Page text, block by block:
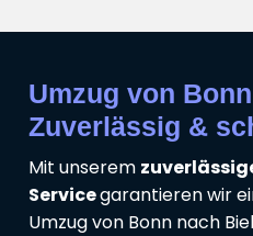
Umzug von
Zuverlässig &
Mit unserem
Servicegarantieren wir
Umzug von Bonn nach